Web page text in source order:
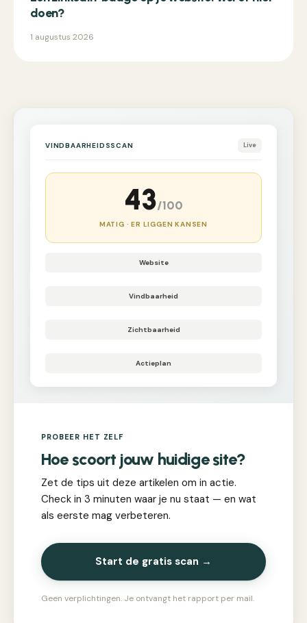
doen?
1 augustus 2026
VINDBAARHEIDSSCAN Live
43/100
MATIG · ER LIGGEN KANSEN
Website
Vindbaarheid
Zichtbaarheid
Actieplan
PROBEER HET ZELF
Hoe scoort jouw huidige site?
Zet de tips uit deze artikelen om in actie.
Check in 3 minuten waar je nu staat — en wat
als eerste mag verbeteren.
Start de gratis scan →
Geen verplichtingen. Je ontvangt het rapport per mail.